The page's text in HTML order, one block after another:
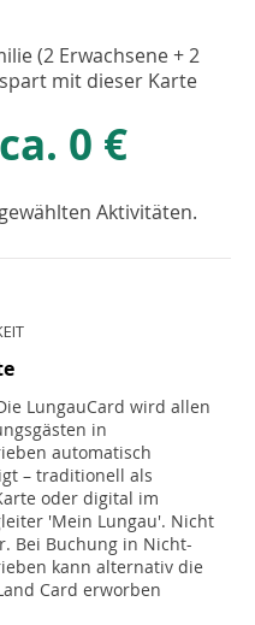
(2 Erwachsene + 2
mit dieser Karte
ca. 0 €
Aktivitäten.
LungauCard wird allen
in
automatisch
– traditionell als
oder digital im
'Mein Lungau'. Nicht
Bei Buchung in Nicht-
kann alternativ die
Card erworben